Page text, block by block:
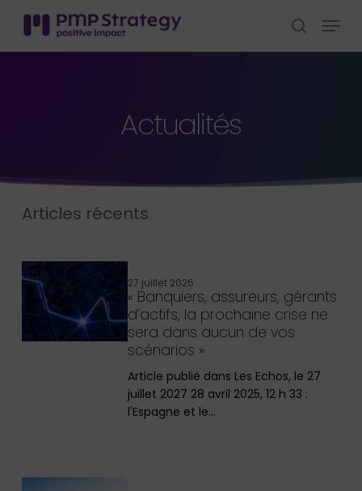
main
search
Menu
Actualités
Articles récents
27 juillet 2026
« Banquiers, assureurs, gérants
d’actifs, la prochaine crise ne
sera dans aucun de vos
scénarios »
Article publié dans Les Echos, le 27
juillet 2027 28 avril 2025, 12 h 33 :
l'Espagne et le…
Close